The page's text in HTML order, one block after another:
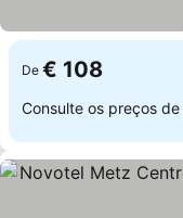
De € 108
Consulte os preços de